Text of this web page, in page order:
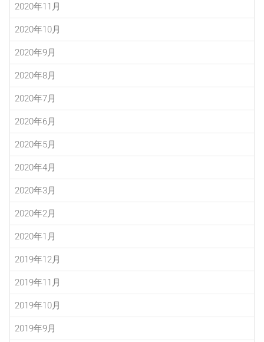
2020年11月
2020年10月
2020年9月
2020年8月
2020年7月
2020年6月
2020年5月
2020年4月
2020年3月
2020年2月
2020年1月
2019年12月
2019年11月
2019年10月
2019年9月